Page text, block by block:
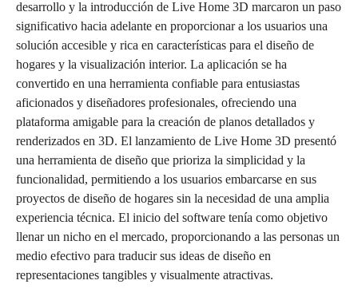
desarrollo y la introducción de Live Home 3D marcaron un paso
significativo hacia adelante en proporcionar a los usuarios una
solución accesible y rica en características para el diseño de
hogares y la visualización interior. La aplicación se ha
convertido en una herramienta confiable para entusiastas
aficionados y diseñadores profesionales, ofreciendo una
plataforma amigable para la creación de planos detallados y
renderizados en 3D. El lanzamiento de Live Home 3D presentó
una herramienta de diseño que prioriza la simplicidad y la
funcionalidad, permitiendo a los usuarios embarcarse en sus
proyectos de diseño de hogares sin la necesidad de una amplia
experiencia técnica. El inicio del software tenía como objetivo
llenar un nicho en el mercado, proporcionando a las personas un
medio efectivo para traducir sus ideas de diseño en
representaciones tangibles y visualmente atractivas.